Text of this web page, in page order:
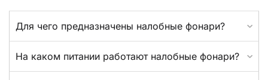
Для чего предназначены налобные фонари?
На каком питании работают налобные фонари?